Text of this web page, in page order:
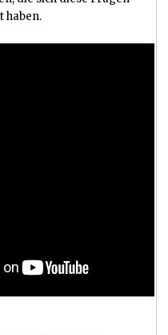
haben.